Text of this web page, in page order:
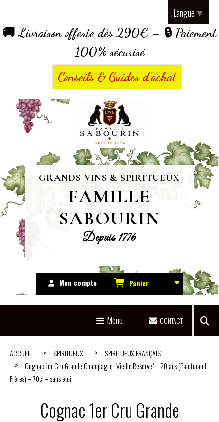
🚚 Livraison offerte dès 290€ – 🔒 Paiement
100% sécurisé
Conseils & Guides d’achat
GRANDS VINS & SPIRITUEUX
FAMILLE
SABOURIN
Depuis 1776
Mon compte Panier
Menu CONTACT
ACCUEIL SPIRITUEUX
SPIRITUEUX FRANÇAIS
Cognac 1er Cru Grande Champagne “Vieille Réserve” – 20 ans (Painturaud
Frères) – 70cl – sans étui
Cognac 1er Cru Grande
Langue ▼